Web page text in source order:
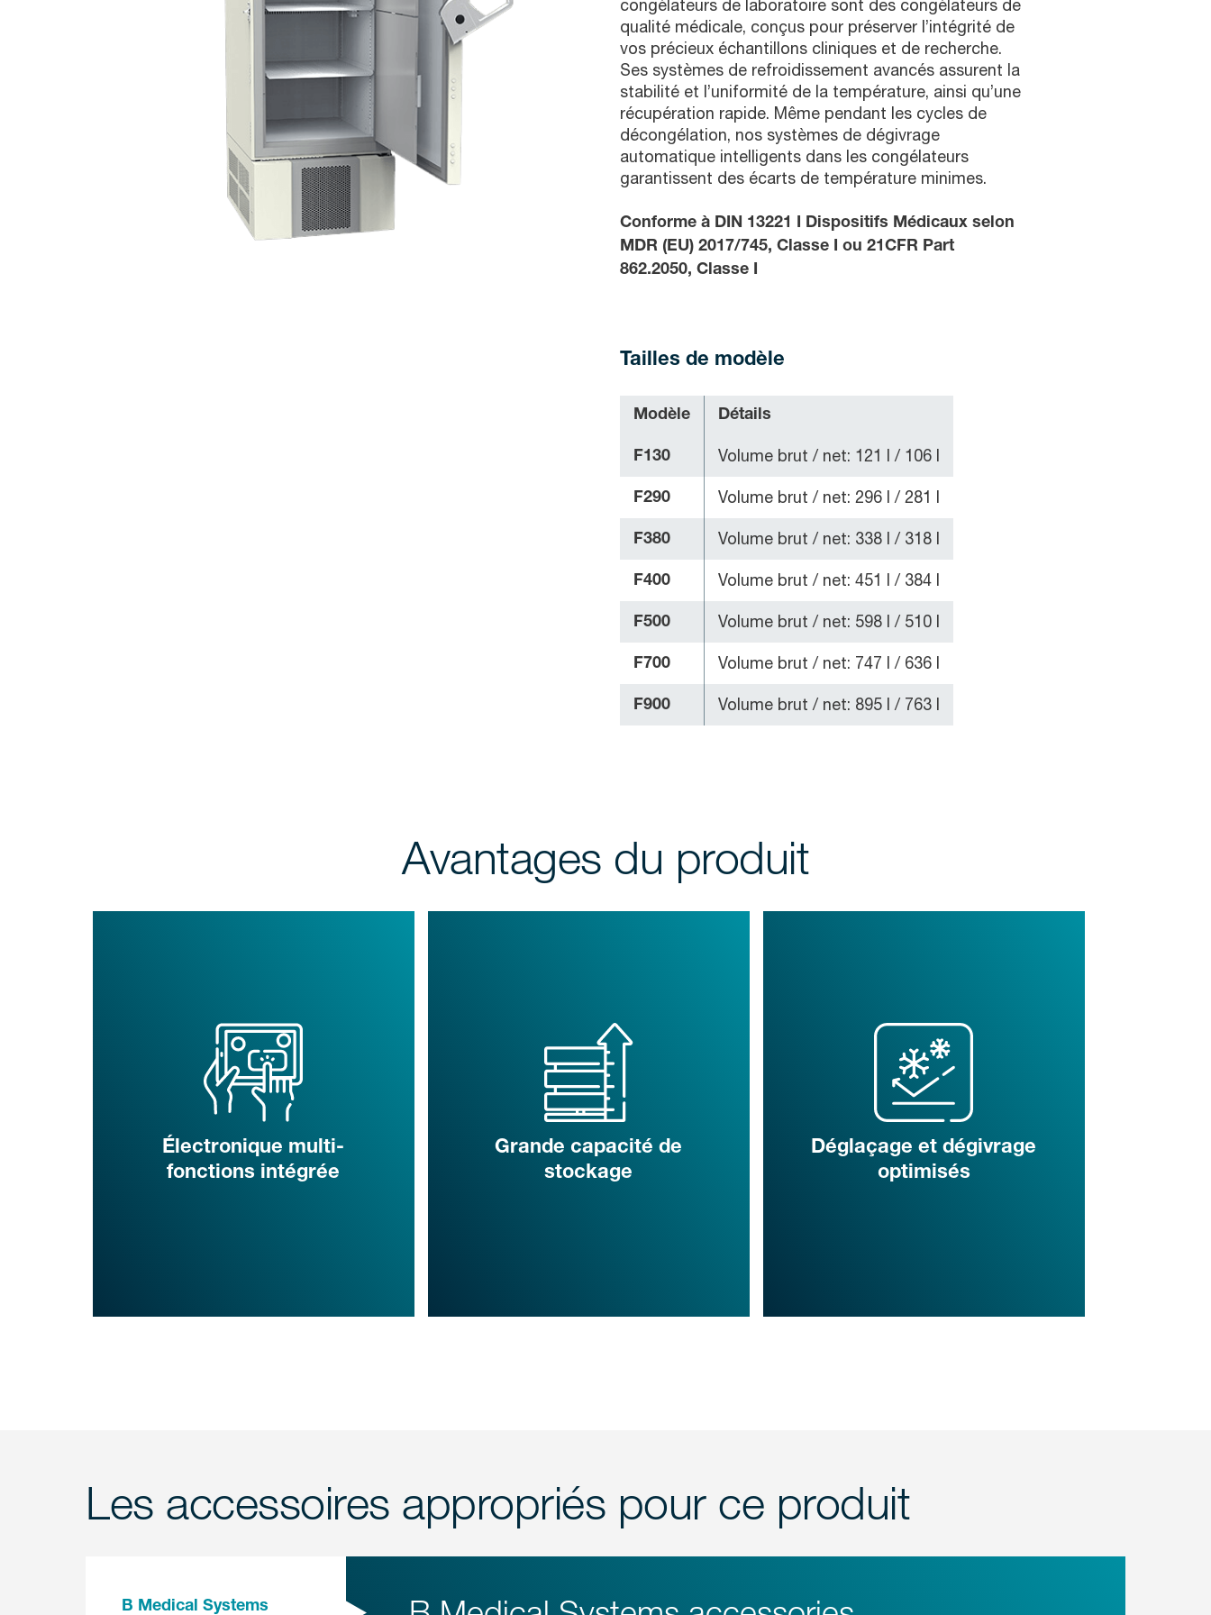
congélateurs de laboratoire sont des congélateurs de
qualité médicale, conçus pour préserver l’intégrité de
vos précieux échantillons cliniques et de recherche.
Ses systèmes de refroidissement avancés assurent la
stabilité et l’uniformité de la température, ainsi qu’une
récupération rapide. Même pendant les cycles de
décongélation, nos systèmes de dégivrage
automatique intelligents dans les congélateurs
garantissent des écarts de température minimes.
Conforme à DIN 13221 I Dispositifs Médicaux selon
MDR (EU) 2017/745, Classe I ou 21CFR Part
862.2050, Classe I
Tailles de modèle
Modèle Détails
F130 Volume brut / net: 121 l / 106 l
F290 Volume brut / net: 296 l / 281 l
F380 Volume brut / net: 338 l / 318 l
F400 Volume brut / net: 451 l / 384 l
F500 Volume brut / net: 598 l / 510 l
F700 Volume brut / net: 747 l / 636 l
F900 Volume brut / net: 895 l / 763 l
Avantages du produit
Électronique multi-
fonctions intégrée
Grande capacité de
stockage
Déglaçage et dégivrage
optimisés
Les accessoires appropriés pour ce produit
B Medical Systems